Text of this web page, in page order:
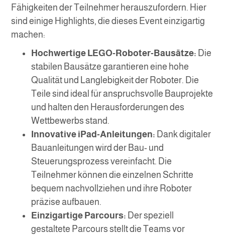
Fähigkeiten der Teilnehmer herauszufordern. Hier
sind einige Highlights, die dieses Event einzigartig
machen:
Hochwertige LEGO-Roboter-Bausätze: Die
stabilen Bausätze garantieren eine hohe
Qualität und Langlebigkeit der Roboter. Die
Teile sind ideal für anspruchsvolle Bauprojekte
und halten den Herausforderungen des
Wettbewerbs stand.
Innovative iPad-Anleitungen: Dank digitaler
Bauanleitungen wird der Bau- und
Steuerungsprozess vereinfacht. Die
Teilnehmer können die einzelnen Schritte
bequem nachvollziehen und ihre Roboter
präzise aufbauen.
Einzigartige Parcours: Der speziell
gestaltete Parcours stellt die Teams vor